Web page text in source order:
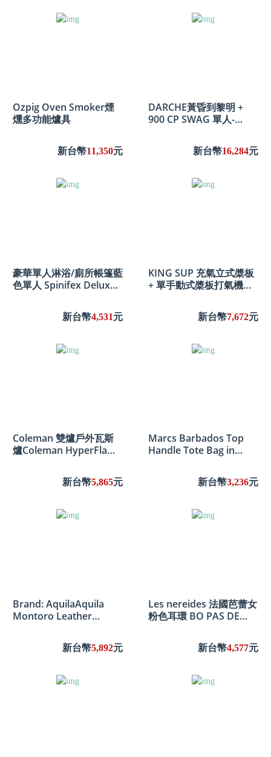
Ozpig Oven Smoker煙
燻多功能爐具
新台幣11,350元
DARCHE黃昏到黎明 +
900 CP SWAG 單人-
DAWN + 900 CP SWAG
新台幣16,284元
豪華單人淋浴/廁所帳篷藍
色單人 Spinifex Deluxe
Tent Blue Single
新台幣4,531元
KING SUP 充氣立式槳板
+ 單手動式槳板打氣機
Up Paddle Board +
Single-Action新台幣7,672元
Coleman 雙爐戶外瓦斯
爐Coleman HyperFlame
新台幣5,865元
Marcs Barbados Top
Handle Tote Bag in
新台幣3,236元
Brand: AquilaAquila
Montoro Leather
新台幣5,892元
Les nereides 法國芭蕾女
粉色耳環 BO PAS DE
EARRINGS | RDD1152
新台幣4,577元